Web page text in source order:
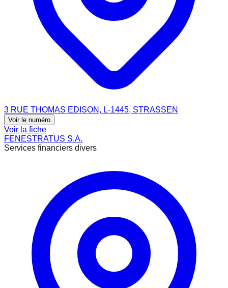
3 RUE THOMAS EDISON, L-1445, STRASSEN
Voir le numéro
Voir la fiche
FENESTRATUS S.A.
Services financiers divers